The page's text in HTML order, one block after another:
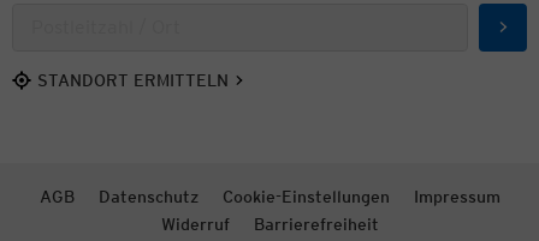
STANDORT ERMITTELN
AGB Datenschutz Cookie-Einstellungen
Impressum
Widerruf
Barrierefreiheit